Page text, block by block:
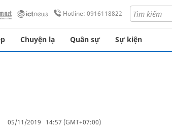
Hotline: 0916118822
Chuyện lạ Quân sự Sự kiện
05/11/2019 14:57 (GMT+07:00)